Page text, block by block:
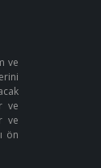
ve
ve
ve
ön